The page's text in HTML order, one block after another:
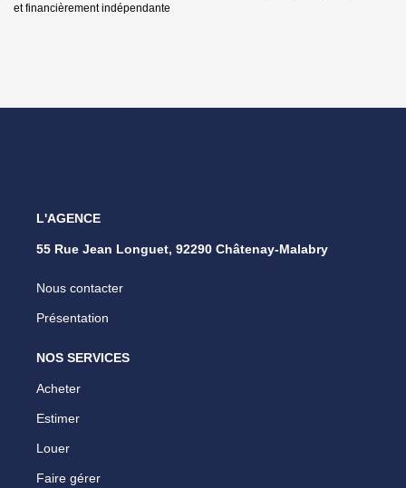
et financièrement indépendante
L'AGENCE
55 Rue Jean Longuet, 92290 Châtenay-Malabry
Nous contacter
Présentation
NOS SERVICES
Acheter
Estimer
Louer
Faire gérer